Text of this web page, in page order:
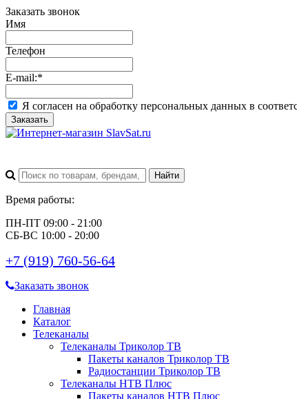
Заказать звонок
Имя
Телефон
E-mail:*
Я согласен на обработку персональных данных в
Заказать
Время работы:
ПН-ПТ 09:00 - 21:00
СБ-ВС 10:00 - 20:00
+7 (919) 760-56-64
Заказать звонок
Главная
Каталог
Телеканалы
Телеканалы Триколор ТВ
Пакеты каналов Триколор ТВ
Радиостанции Триколор ТВ
Телеканалы НТВ Плюс
Пакеты каналов НТВ Плюс